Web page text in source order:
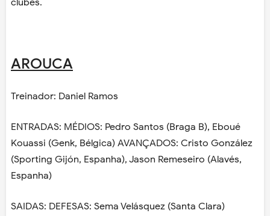
clubes.
AROUCA
Treinador: Daniel Ramos
ENTRADAS: MÉDIOS: Pedro Santos (Braga B), Eboué
Kouassi (Genk, Bélgica) AVANÇADOS: Cristo González
(Sporting Gijón, Espanha), Jason Remeseiro (Alavés,
Espanha)
SAIDAS: DEFESAS: Sema Velásquez (Santa Clara)